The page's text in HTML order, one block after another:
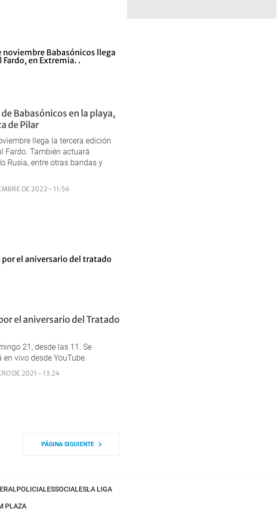
Babasónicos en la playa,
de Pilar
llega la tercera edición
Fardo. También actuará
Rusia, entre otras bandas y
DE 2022 - 11:56
el aniversario del Tratado
21, desde las 11. Se
vivo desde YouTube.
DE 2021 - 13:24
PÁGINA SIGUIENTE
POLICIALESSOCIALESLA LIGA
PLAZA